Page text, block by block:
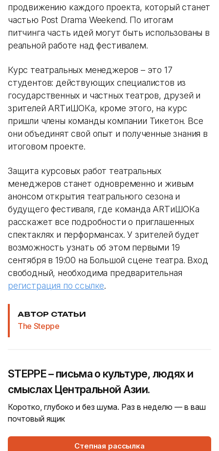
продвижению каждого проекта, который станет
частью Post Drama Weekend. По итогам
питчинга часть идей могут быть использованы в
реальной работе над фестивалем.
Курс театральных менеджеров – это 17
студентов: действующих специалистов из
государственных и частных театров, друзей и
зрителей ARTиШОКа, кроме этого, на курс
пришли члены команды компании Тикетон. Все
они объединят свой опыт и полученные знания в
итоговом проекте.
Защита курсовых работ театральных
менеджеров станет одновременно и живым
анонсом открытия театрального сезона и
будущего фестиваля, где команда ARTиШОКа
расскажет все подробности о приглашенных
спектаклях и перформансах. У зрителей будет
возможность узнать об этом первыми 19
сентября в 19:00 на Большой сцене театра. Вход
свободный, необходима предварительная
регистрация по ссылке.
АВТОР СТАТЬИ
The Steppe
STEPPE – письма о культуре, людях и
смыслах Центральной Азии.
Коротко, глубоко и без шума. Раз в неделю — в ваш
почтовый ящик
Степная рассылка